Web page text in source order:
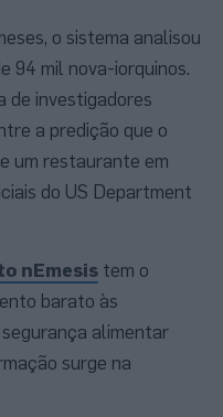
o sistema analisou
94 mil nova-iorquinos.
de investigadores
a predição que o
um restaurante em
do US Department
nEmesis tem o
barato às
alimentar
surge na